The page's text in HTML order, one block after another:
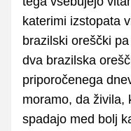
katerimi izstopata
brazilski oreščki
dva brazilska
priporočenega
moramo, da živila,
spadajo med bolj